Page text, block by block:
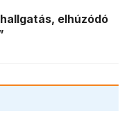
elhúzódó